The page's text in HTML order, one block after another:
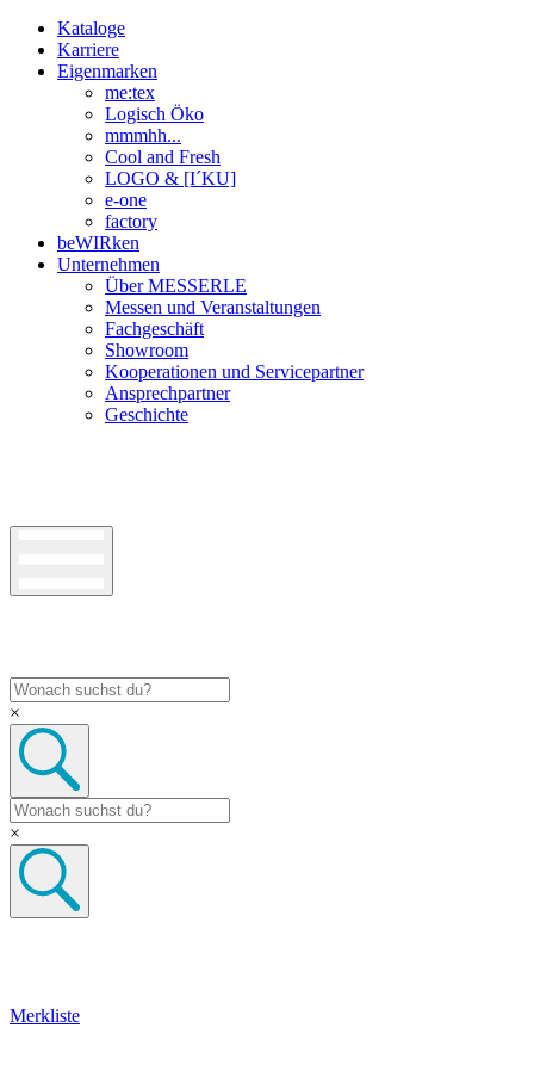
Kataloge
Karriere
Eigenmarken
me:tex
Logisch Öko
mmmhh...
Cool and Fresh
LOGO & [I´KU]
e-one
factory
beWIRken
Unternehmen
Über MESSERLE
Messen und Veranstaltungen
Fachgeschäft
Showroom
Kooperationen und Servicepartner
Ansprechpartner
Geschichte
×
×
Merkliste